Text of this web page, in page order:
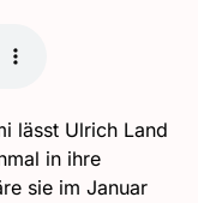
lässt Ulrich Land
in ihre
sie im Januar